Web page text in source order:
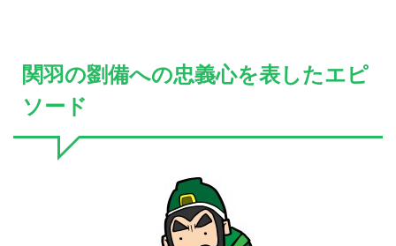
関羽の劉備への忠義心を表したエピ
ソード